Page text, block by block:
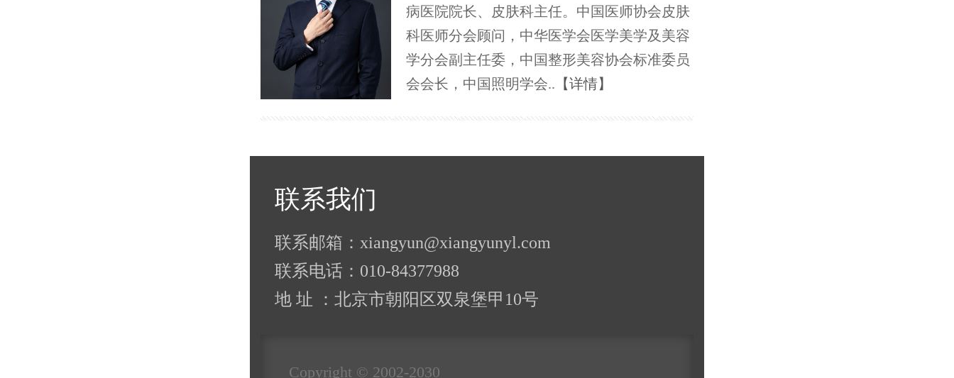
病医院院长、皮肤科主任。中国医师协会皮肤
科医师分会顾问，中华医学会医学美学及美容
学分会副主任委，中国整形美容协会标准委员
会会长，中国照明学会.. 【详情】
联系我们
联系邮箱：xiangyun@xiangyunyl.com
联系电话：010-84377988
地 址 ：北京市朝阳区双泉堡甲10号
Copyright © 2002-2030